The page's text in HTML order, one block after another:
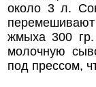
около 3 л.
жмыха 300
молочную
под прессом,